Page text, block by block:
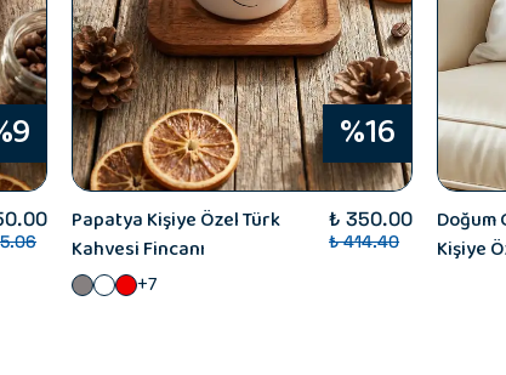
%16
Papatya Kişiye Özel Türk
Kahvesi Fincanı
₺ 350.00
₺ 414.40
+7
Doğum
Kişiye